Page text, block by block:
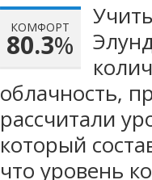
КОМФОРТ
80.3%
облачность,
рассчитали
который
что уровень